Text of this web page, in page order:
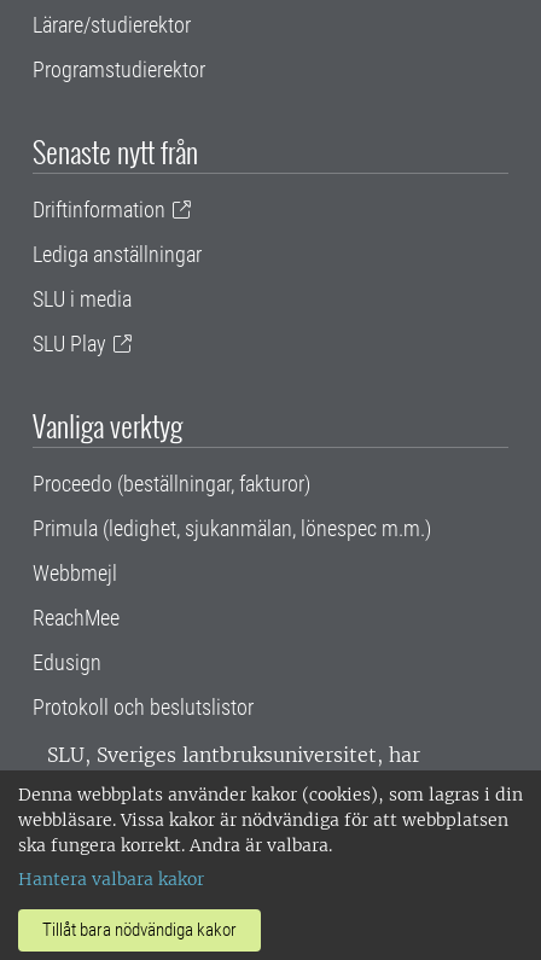
Denna webbplats använder kakor (cookies), som lagras i din
webbläsare. Vissa kakor är nödvändiga för att webbplatsen
ska fungera korrekt. Andra är valbara.
Hantera valbara kakor
Tillåt bara nödvändiga kakor
Lärare/studierektor
Programstudierektor
Senaste nytt från
Driftinformation
Lediga anställningar
SLU i media
SLU Play
Vanliga verktyg
Proceedo (beställningar, fakturor)
Primula (ledighet, sjukanmälan, lönespec m.m.)
Webbmejl
ReachMee
Edusign
Protokoll och beslutslistor
SLU, Sveriges lantbruksuniversitet, har
verksamhet över hela Sverige. Huvudorter är
Alnarp, Uppsala och Umeå.SLU är
miljöcertifierat enligt ISO 14001. •
018-67 10 00 • Org nr: 202100-2817 •
Om SLU:s webbplatser